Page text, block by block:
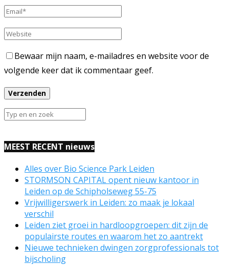
Bewaar mijn naam, e-mailadres en website voor de
volgende keer dat ik commentaar geef.
MEEST RECENT nieuws
Alles over Bio Science Park Leiden
STORMSON CAPITAL opent nieuw kantoor in
Leiden op de Schipholseweg 55-75
Vrijwilligerswerk in Leiden: zo maak je lokaal
verschil
Leiden ziet groei in hardloopgroepen: dit zijn de
populairste routes en waarom het zo aantrekt
Nieuwe technieken dwingen zorgprofessionals tot
bijscholing